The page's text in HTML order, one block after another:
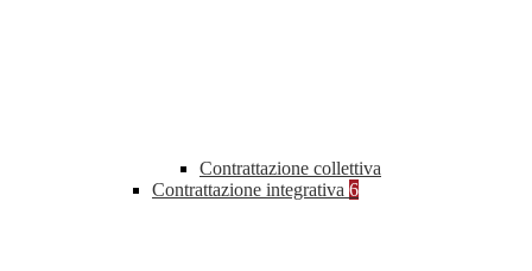
Contrattazione collettiva
Contrattazione integrativa 6